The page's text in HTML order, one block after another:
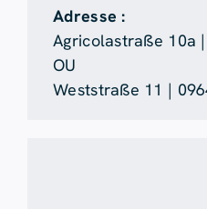
Adresse :
Agricolastraße 10a
OU
Weststraße 11 |